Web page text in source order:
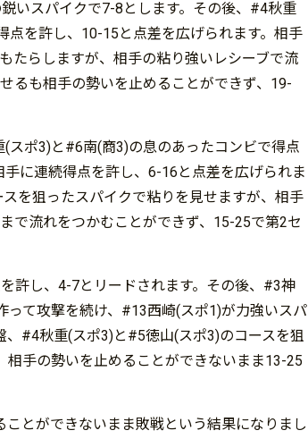
いスパイクで7-8とします。その後、#4秋重
を許し、10-15と点差を広げられます。相手
たらしますが、相手の粘り強いレシーブで流
るも相手の勢いを止めることができず、19-
スポ3)と#6南(商3)の息のあったコンビで得点
に連続得点を許し、6-16と点差を広げられま
を狙ったスパイクで粘りを見せますが、相手
で流れをつかむことができず、15-25で第2セ
許し、4-7とリードされます。その後、#3神
て攻撃を続け、#13西崎(スポ1)が力強いスパ
#4秋重(スポ3)と#5徳山(スポ3)のコースを狙
手の勢いを止めることができないまま13-25
とができないまま敗戦という結果になりまし